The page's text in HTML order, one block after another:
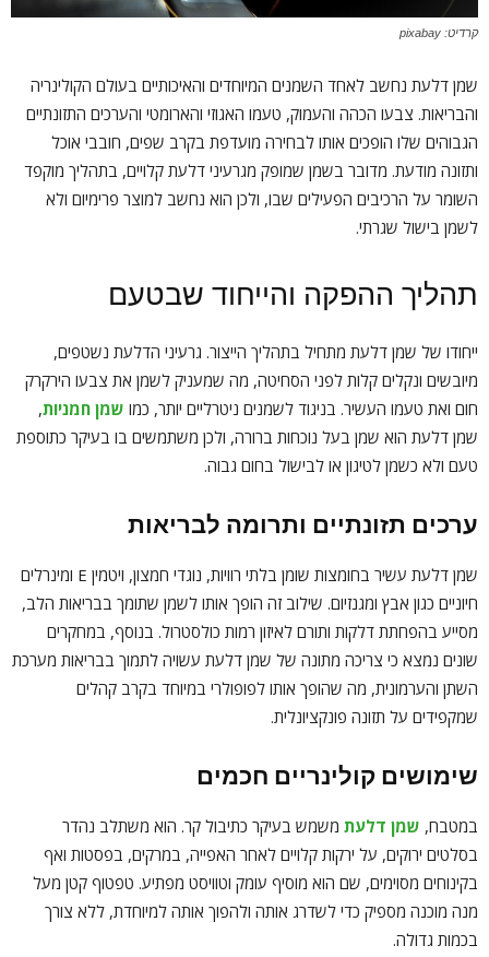
קרדיט: pixabay
שמן דלעת נחשב לאחד השמנים המיוחדים והאיכותיים בעולם הקולינריה
והבריאות. צבעו הכהה והעמוק, טעמו האגוזי והארומטי והערכים התזונתיים
הגבוהים שלו הופכים אותו לבחירה מועדפת בקרב שפים, חובבי אוכל
ותזונה מודעת. מדובר בשמן שמופק מגרעיני דלעת קלויים, בתהליך מוקפד
השומר על הרכיבים הפעילים שבו, ולכן הוא נחשב למוצר פרימיום ולא
לשמן בישול שגרתי.
תהליך ההפקה והייחוד שבטעם
ייחודו של שמן דלעת מתחיל בתהליך הייצור. גרעיני הדלעת נשטפים,
מיובשים ונקלים קלות לפני הסחיטה, מה שמעניק לשמן את צבעו הירקרק
חום ואת טעמו העשיר. בניגוד לשמנים ניטרליים יותר, כמו שמן חמניות,
שמן דלעת הוא שמן בעל נוכחות ברורה, ולכן משתמשים בו בעיקר כתוספת
טעם ולא כשמן לטיגון או לבישול בחום גבוה.
ערכים תזונתיים ותרומה לבריאות
שמן דלעת עשיר בחומצות שומן בלתי רוויות, נוגדי חמצון, ויטמין E ומינרלים
חיוניים כגון אבץ ומגנזיום. שילוב זה הופך אותו לשמן שתומך בבריאות הלב,
מסייע בהפחתת דלקות ותורם לאיזון רמות כולסטרול. בנוסף, במחקרים
שונים נמצא כי צריכה מתונה של שמן דלעת עשויה לתמוך בבריאות מערכת
השתן והערמונית, מה שהופך אותו לפופולרי במיוחד בקרב קהלים
שמקפידים על תזונה פונקציונלית.
שימושים קולינריים חכמים
במטבח, שמן דלעת משמש בעיקר כתיבול קר. הוא משתלב נהדר
בסלטים ירוקים, על ירקות קלויים לאחר האפייה, במרקים, בפסטות ואף
בקינוחים מסוימים, שם הוא מוסיף עומק וטוויסט מפתיע. טפטוף קטן מעל
מנה מוכנה מספיק כדי לשדרג אותה ולהפוך אותה למיוחדת, ללא צורך
בכמות גדולה.